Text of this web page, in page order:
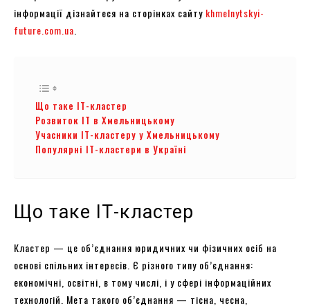
інформації дізнайтеся на сторінках сайту khmelnytskyi-
future.com.ua
Що таке ІТ-кластер
Розвиток ІТ в Хмельницькому
Учасники ІТ-кластеру у Хмельницькому
Популярні ІТ-кластери в Україні
Що таке ІТ-кластер
Кластер — це об’єднання юридичних чи фізичних осіб на
основі спільних інтересів. Є різного типу об’єднання:
економічні, освітні, в тому числі, і у сфері інформаційних
технологій. Мета такого об’єднання — тісна, чесна,